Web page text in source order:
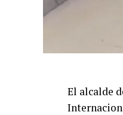
El alcalde